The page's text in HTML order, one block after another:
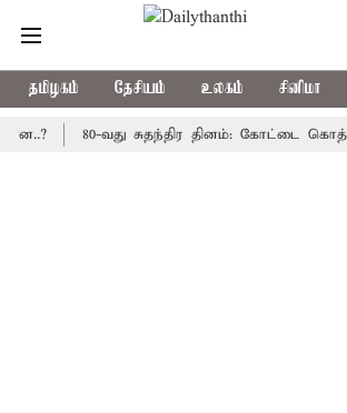
தமிழகம் தேசியம் உலகம் சினிமா
80-வது சுதந்திர தினம்: கோட்டை